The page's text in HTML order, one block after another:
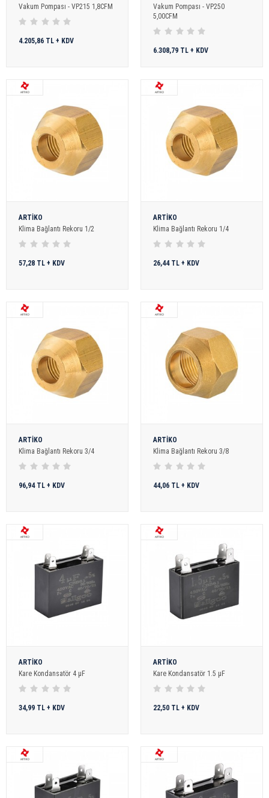
Vakum Pompası - VP215 1,8CFM
4.205,86 TL + KDV
Vakum Pompası - VP250
5,00CFM
6.308,79 TL + KDV
ARTİKO
Klima Bağlantı Rekoru 1/2
57,28 TL + KDV
ARTİKO
Klima Bağlantı Rekoru 1/4
26,44 TL + KDV
ARTİKO
Klima Bağlantı Rekoru 3/4
96,94 TL + KDV
ARTİKO
Klima Bağlantı Rekoru 3/8
44,06 TL + KDV
ARTİKO
Kare Kondansatör 4 µF
34,99 TL + KDV
ARTİKO
Kare Kondansatör 1.5 µF
22,50 TL + KDV